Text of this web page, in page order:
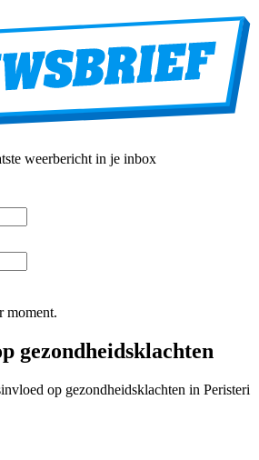
weerbericht in je inbox
moment.
gezondheidsklachten
op gezondheidsklachten in Peristeri